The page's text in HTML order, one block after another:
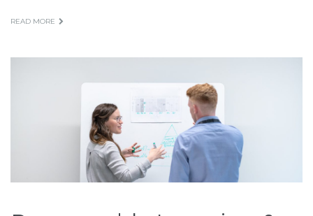
READ MORE